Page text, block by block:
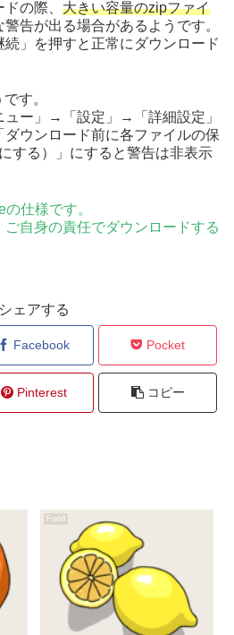
の際、 大きい容量のzipファイ
告が出る場合があるようです。
」を押すと正常にダウンロード
す。
ュー」→「設定」→「詳細設定」
ウンロード前に各ファイルの保
する）」にすると警告は非表示
仕様です。
自身の責任でダウンロードする
シェアする
Facebook Pocket
Pinterest コピー
Food